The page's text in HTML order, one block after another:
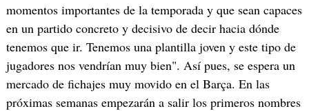
momentos importantes de la temporada y que sean capaces
en un partido concreto y decisivo de decir hacia dónde
tenemos que ir. Tenemos una plantilla joven y este tipo de
jugadores nos vendrían muy bien". Así pues, se espera un
mercado de fichajes muy movido en el Barça. En las
próximas semanas empezarán a salir los primeros nombres